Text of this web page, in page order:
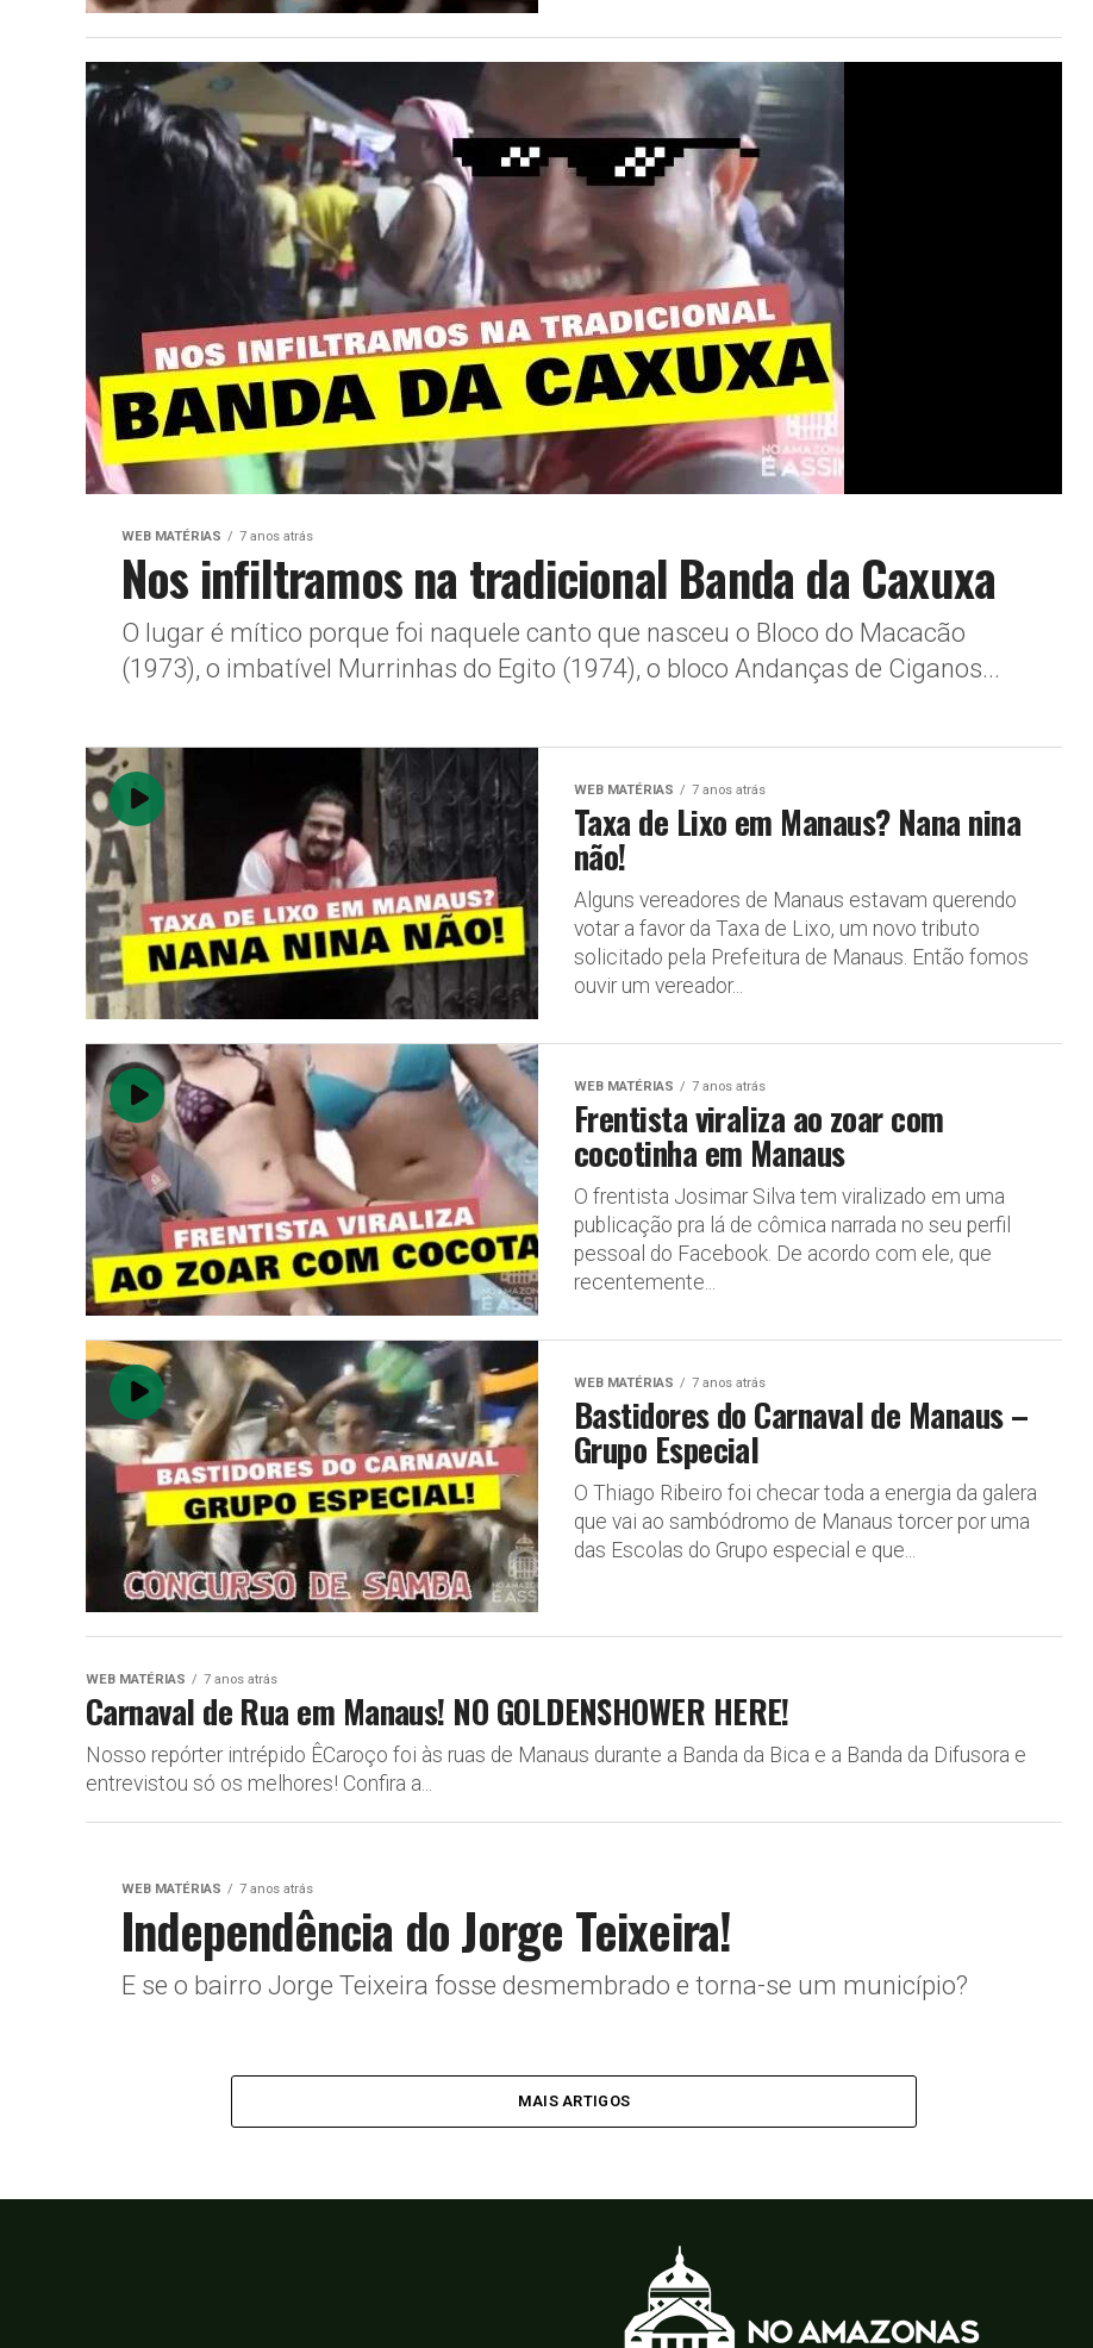
WEB MATÉRIAS 7 anos atrás
Nos infiltramos na tradicional Banda da Caxuxa
O lugar é mítico porque foi naquele canto que nasceu o Bloco do Macacão
(1973), o imbatível Murrinhas do Egito (1974), o bloco Andanças de Ciganos...
WEB MATÉRIAS 7 anos atrás
Taxa de Lixo em Manaus? Nana nina
não!
Alguns vereadores de Manaus estavam querendo
votar a favor da Taxa de Lixo, um novo tributo
solicitado pela Prefeitura de Manaus. Então fomos
ouvir um vereador...
WEB MATÉRIAS 7 anos atrás
Frentista viraliza ao zoar com
cocotinha em Manaus
O frentista Josimar Silva tem viralizado em uma
publicação pra lá de cômica narrada no seu perfil
pessoal do Facebook. De acordo com ele, que
recentemente...
WEB MATÉRIAS 7 anos atrás
Bastidores do Carnaval de Manaus –
Grupo Especial
O Thiago Ribeiro foi checar toda a energia da galera
que vai ao sambódromo de Manaus torcer por uma
das Escolas do Grupo especial e que...
WEB MATÉRIAS 7 anos atrás
Carnaval de Rua em Manaus! NO GOLDENSHOWER HERE!
Nosso repórter intrépido ÊCaroço foi às ruas de Manaus durante a Banda da Bica e a Banda da Difusora e
entrevistou só os melhores! Confira a...
WEB MATÉRIAS 7 anos atrás
Independência do Jorge Teixeira!
E se o bairro Jorge Teixeira fosse desmembrado e torna-se um município?
MAIS ARTIGOS